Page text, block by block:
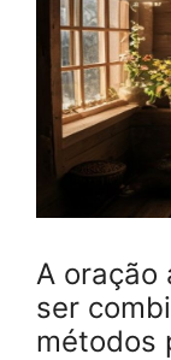
A oração
ser
métodos